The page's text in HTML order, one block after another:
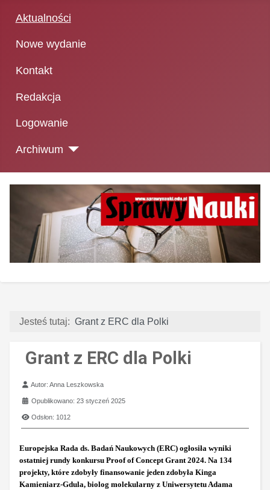
Aktualności
Nowe wydanie
Kontakt
Redakcja
Logowanie
Archiwum
Jesteś tutaj: Grant z ERC dla Polki
Grant z ERC dla Polki
Szczegóły
Autor:Anna Leszkowska
Opublikowano: 23 styczeń 2025
Odsłon: 1012
Europejska Rada ds. Badań Naukowych (ERC) ogłosiła wyniki
ostatniej rundy konkursu Proof of Concept Grant 2024. Na 134
projekty, które zdobyły finansowanie jeden zdobyła Kinga
Kamieniarz-Gdula, biolog molekularny z Uniwersytetu Adama